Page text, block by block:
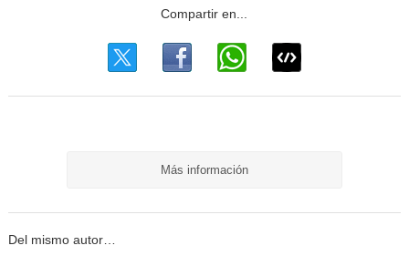
Más información
Del mismo autor…